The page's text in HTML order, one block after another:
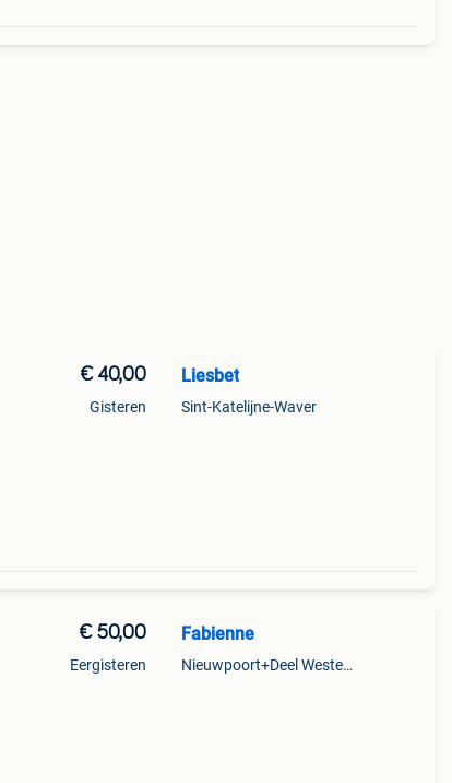
€ 40,00
Gisteren
Liesbet
Sint-Katelijne-Waver
€ 50,00
Eergisteren
Fabienne
Nieuwpoort+Deel Westende